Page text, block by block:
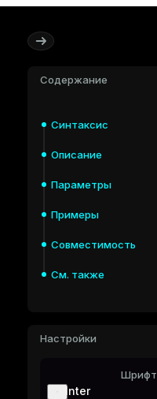
Содержание
Синтаксис
Описание
Параметры
Примеры
Совместимость
См. также
Настройки
Шрифт
Inter